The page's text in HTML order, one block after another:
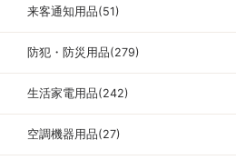
来客通知用品(51)
防犯・防災用品(279)
生活家電用品(242)
空調機器用品(27)